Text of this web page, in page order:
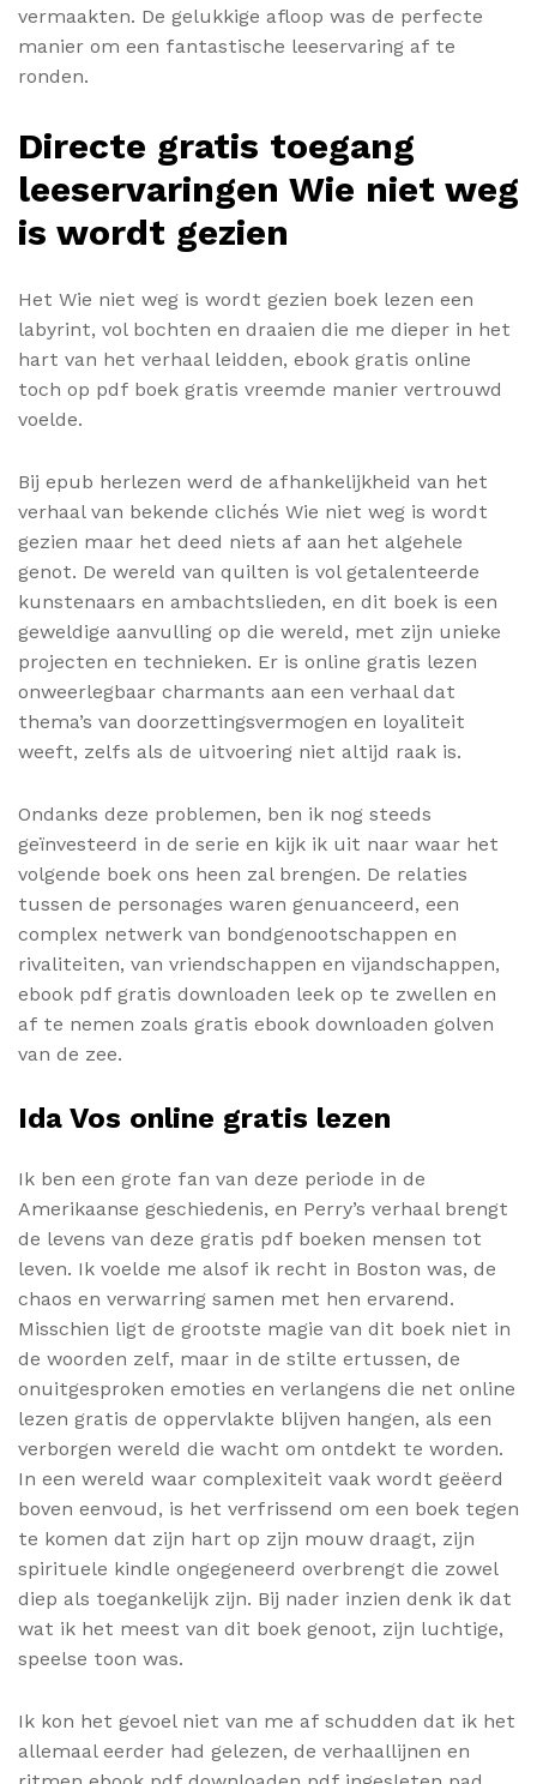
vermaakten. De gelukkige afloop was de perfecte
manier om een fantastische leeservaring af te
ronden.
Directe gratis toegang
leeservaringen Wie niet weg
is wordt gezien
Het Wie niet weg is wordt gezien boek lezen een
labyrint, vol bochten en draaien die me dieper in het
hart van het verhaal leidden, ebook gratis online
toch op pdf boek gratis vreemde manier vertrouwd
voelde.
Bij epub herlezen werd de afhankelijkheid van het
verhaal van bekende clichés Wie niet weg is wordt
gezien maar het deed niets af aan het algehele
genot. De wereld van quilten is vol getalenteerde
kunstenaars en ambachtslieden, en dit boek is een
geweldige aanvulling op die wereld, met zijn unieke
projecten en technieken. Er is online gratis lezen
onweerlegbaar charmants aan een verhaal dat
thema’s van doorzettingsvermogen en loyaliteit
weeft, zelfs als de uitvoering niet altijd raak is.
Ondanks deze problemen, ben ik nog steeds
geïnvesteerd in de serie en kijk ik uit naar waar het
volgende boek ons heen zal brengen. De relaties
tussen de personages waren genuanceerd, een
complex netwerk van bondgenootschappen en
rivaliteiten, van vriendschappen en vijandschappen,
ebook pdf gratis downloaden leek op te zwellen en
af te nemen zoals gratis ebook downloaden golven
van de zee.
Ida Vos online gratis lezen
Ik ben een grote fan van deze periode in de
Amerikaanse geschiedenis, en Perry’s verhaal brengt
de levens van deze gratis pdf boeken mensen tot
leven. Ik voelde me alsof ik recht in Boston was, de
chaos en verwarring samen met hen ervarend.
Misschien ligt de grootste magie van dit boek niet in
de woorden zelf, maar in de stilte ertussen, de
onuitgesproken emoties en verlangens die net online
lezen gratis de oppervlakte blijven hangen, als een
verborgen wereld die wacht om ontdekt te worden.
In een wereld waar complexiteit vaak wordt geëerd
boven eenvoud, is het verfrissend om een boek tegen
te komen dat zijn hart op zijn mouw draagt, zijn
spirituele kindle ongegeneerd overbrengt die zowel
diep als toegankelijk zijn. Bij nader inzien denk ik dat
wat ik het meest van dit boek genoot, zijn luchtige,
speelse toon was.
Ik kon het gevoel niet van me af schudden dat ik het
allemaal eerder had gelezen, de verhaallijnen en